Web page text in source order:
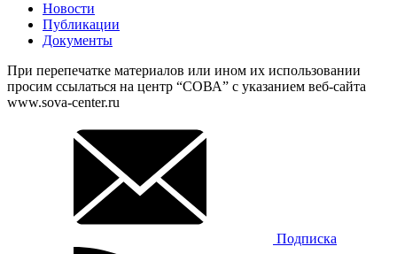
Новости
Публикации
Документы
При перепечатке материалов или ином их использовании
просим ссылаться на центр “СОВА” с указанием веб-сайта
www.sova-center.ru
Подписка